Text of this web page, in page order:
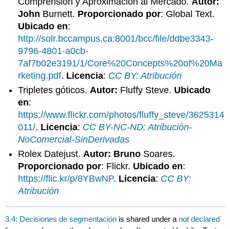
John Burnett. Proporcionado por: Global Text.
Ubicado en:
http://solr.bccampus.ca:8001/bcc/file/ddbe3343-
9796-4801-a0cb-
7af7b02e3191/1/Core%20Concepts%20of%20Ma
rketing.pdf. Licencia: CC BY: Atribución
Tripletes góticos. Autor: Fluffy Steve. Ubicado
en:
https://www.flickr.com/photos/fluffy_steve/3625314
011/. Licencia: CC BY-NC-ND: Atribución-
NoComercial-SinDerivadas
Rolex Datejust.Autor: Bruno Soares.
Proporcionado por: Flickr. Ubicado en:
https://flic.kr/p/8YBwNP. Licencia: CC BY:
Atribución
3.4: Decisiones de segmentación is shared under a not declared